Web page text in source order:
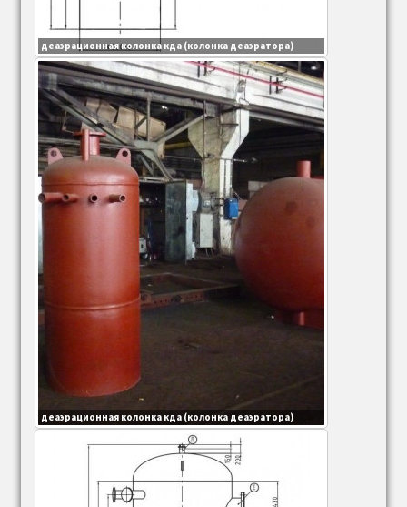
регулятор уровня поплавковый т 39, т 40 для
сепараторов, расширителей и др.
Уровнемерная колонка котла УК (ук 1, ук 2,ук 4)
(ДКВР, ДЕ, КЕ, ДСЕ и др.)
Предохранительные пружинные клапаны для
котлов
Контакты
О компании
Наши работы (фотогалерея)
деаэрационная колонка кда (колонка деаэратора)
деаэрационная колонка кда (колонка деаэратора)